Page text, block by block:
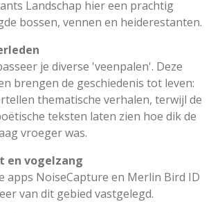
Landschap hier een prachtig
bossen, vennen en heiderestanten.
je diverse 'veenpalen'. Deze
brengen de geschiedenis tot leven:
thematische verhalen, terwijl de
teksten laten zien hoe dik de
vroeger was.
en vogelzang
apps NoiseCapture en Merlin Bird ID
van dit gebied vastgelegd.